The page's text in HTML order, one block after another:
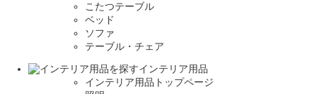
こたつテーブル
ベッド
ソファ
テーブル・チェア
インテリア用品
インテリア用品トップページ